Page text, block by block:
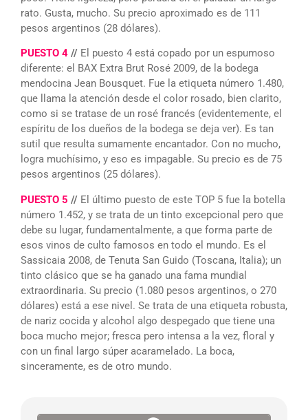
rato. Gusta, mucho. Su precio aproximado es de 111
pesos argentinos (28 dólares).
PUESTO 4 // El puesto 4 está copado por un espumoso
diferente: el BAX Extra Brut Rosé 2009, de la bodega
mendocina Jean Bousquet. Fue la etiqueta número 1.480,
que llama la atención desde el color rosado, bien clarito,
como si se tratase de un rosé francés (evidentemente, el
espíritu de los dueños de la bodega se deja ver). Es tan
sutil que resulta sumamente encantador. Con no mucho,
logra muchísimo, y eso es impagable. Su precio es de 75
pesos argentinos (25 dólares).
PUESTO 5 // El último puesto de este TOP 5 fue la botella
número 1.452, y se trata de un tinto excepcional pero que
debe su lugar, fundamentalmente, a que forma parte de
esos vinos de culto famosos en todo el mundo. Es el
Sassicaia 2008, de Tenuta San Guido (Toscana, Italia); un
tinto clásico que se ha ganado una fama mundial
extraordinaria. Su precio (1.080 pesos argentinos, o 270
dólares) está a ese nivel. Se trata de una etiqueta robusta,
de nariz cocida y alcohol algo despegado que tiene una
boca mucho mejor; fresca pero intensa a la vez, floral y
con un final largo súper acaramelado. La boca,
sinceramente, es de otro mundo.